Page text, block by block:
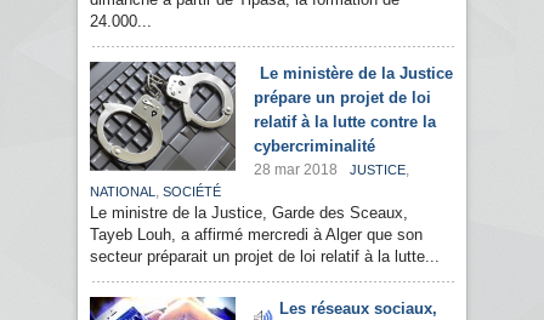
24.000...
Le ministère de la Justice
prépare un projet de loi
relatif à la lutte contre la
cybercriminalité
28 mar 2018 JUSTICE,
NATIONAL , SOCIÉTÉ
Le ministre de la Justice, Garde des Sceaux,
Tayeb Louh, a affirmé mercredi à Alger que son
secteur préparait un projet de loi relatif à la lutte...
Les réseaux sociaux,